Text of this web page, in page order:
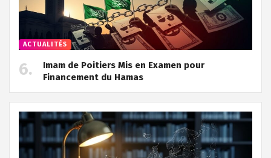
ACTUALITÉS
Imam de Poitiers Mis en Examen pour
Financement du Hamas